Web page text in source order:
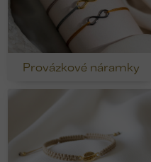
Provázkové náramky